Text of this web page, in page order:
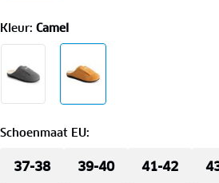
Kleur: Camel
Schoenmaat EU:
37-38 39-40 41-42